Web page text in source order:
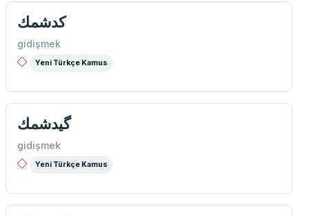
كدشمك
gidişmek
Yeni Türkçe Kamus
گیدشمك
gidişmek
Yeni Türkçe Kamus